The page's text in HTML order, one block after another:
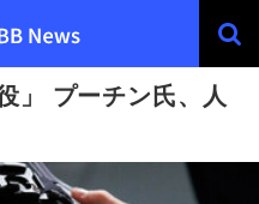
」 プーチン氏、人